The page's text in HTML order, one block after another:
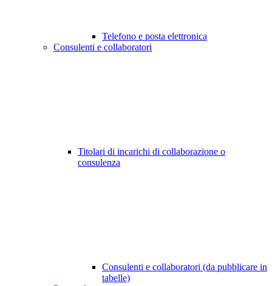
Telefono e posta elettronica
Consulenti e collaboratori
Titolari di incarichi di collaborazione o
consulenza
Consulenti e collaboratori (da pubblicare in
tabelle)